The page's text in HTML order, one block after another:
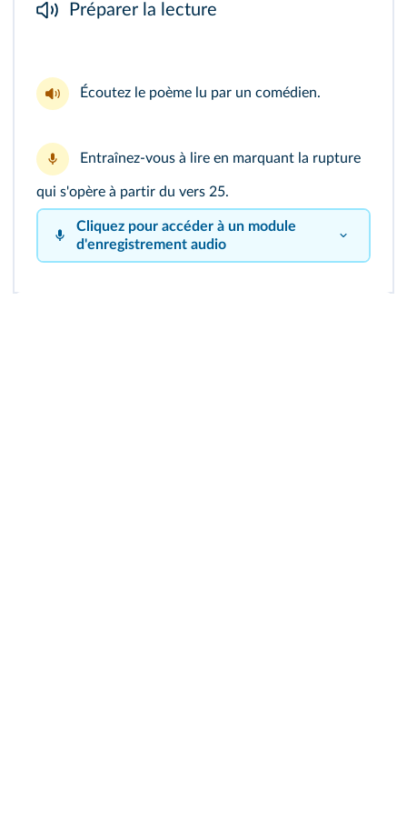
Préparer la lecture
Écoutez le poème lu par un comédien.
Entraînez-vous à lire en marquant la rupture
qui s'opère à partir du vers 25.
Cliquez pour accéder à un module
d'enregistrement audio